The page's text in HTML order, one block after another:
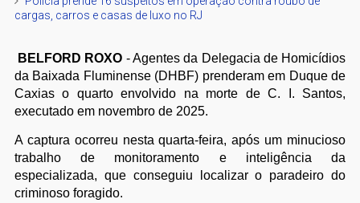
cargas, carros e casas de luxo no RJ
BELFORD ROXO - Agentes da Delegacia de Homicídios
da Baixada Fluminense (DHBF) prenderam em Duque de
Caxias o quarto envolvido na morte de C. I. Santos,
executado em novembro de 2025.
A captura ocorreu nesta quarta-feira, após um minucioso
trabalho de monitoramento e inteligência da
especializada, que conseguiu localizar o paradeiro do
criminoso foragido.